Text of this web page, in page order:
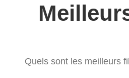
Quels sont les meilleurs